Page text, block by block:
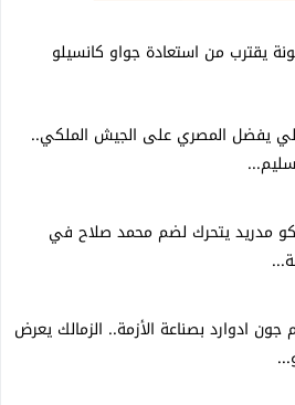
يقترب من استعادة جواو كانسيلو
يفضل المصري على الجيش الملكي..
مدريد يتحرك لضم محمد صلاح في
جون ادوارد بصناعة الأزمة.. الزمالك يعرض